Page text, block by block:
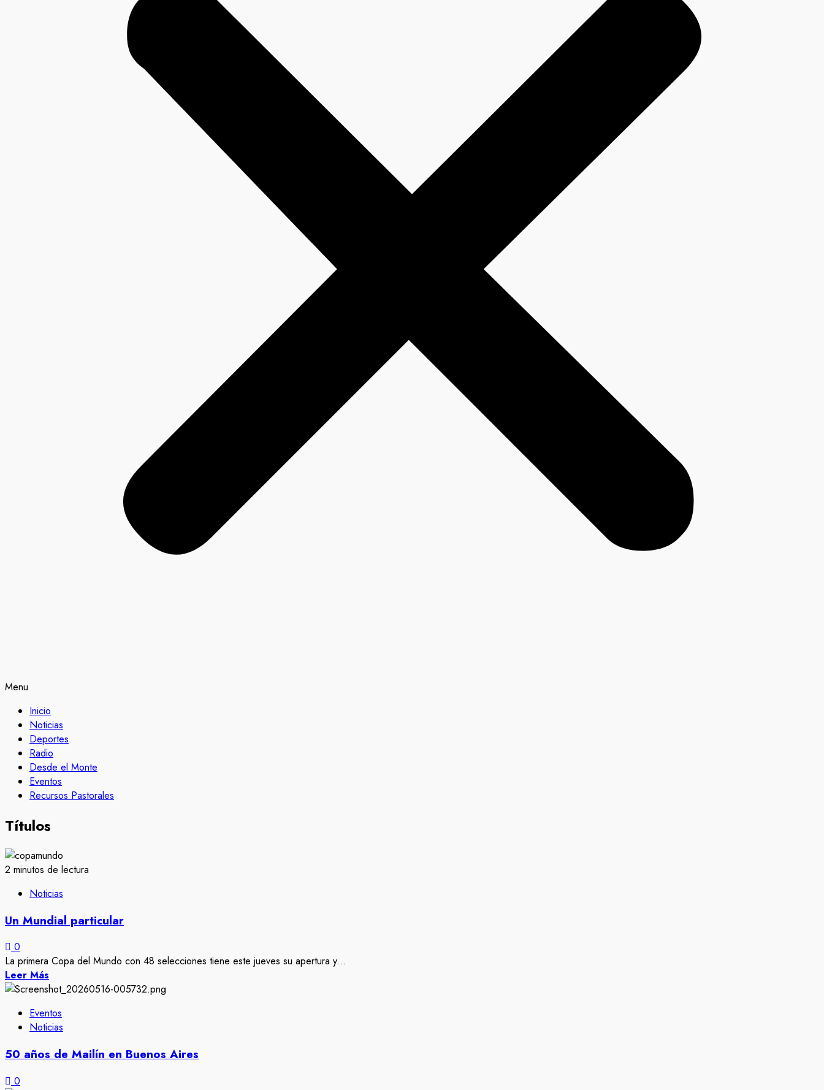
Menu
Inicio
Noticias
Deportes
Radio
Desde el Monte
Eventos
Recursos Pastorales
Títulos
2 minutos de lectura
Noticias
Un Mundial particular
0
La primera Copa del Mundo con 48 selecciones tiene este jueves su apertura y...
Leer Más
Eventos
Noticias
50 años de Mailín en Buenos Aires
0